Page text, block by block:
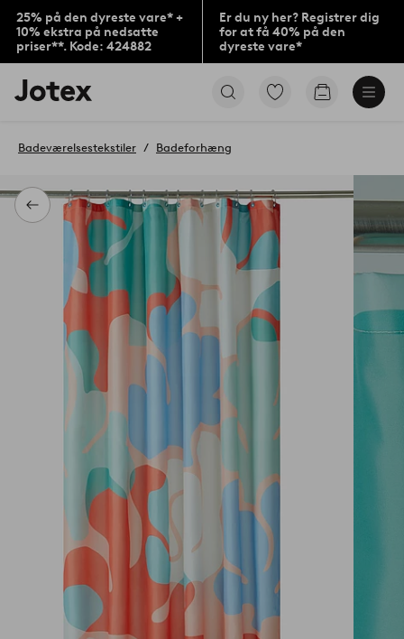
25% på den dyreste vare* +
10% ekstra på nedsatte
priser**. Kode: 424882
Er du ny her? Registrer dig
for at få 40% på den
dyreste vare*
Jotex
logo
til
Gå
Gå
Tilbage
Badeværelsestekstiler Badeforhæng